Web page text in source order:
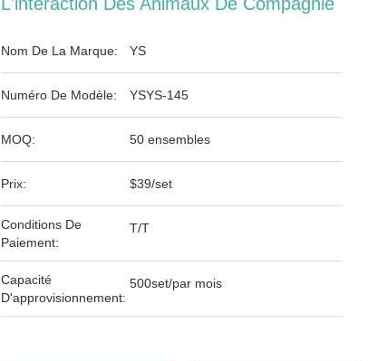
Nom De La Marque: YS
Numéro De Modèle: YSYS-145
MOQ: 50 ensembles
Prix: $39/set
Conditions De
Paiement:
T/T
Capacité
D'approvisionnement:
500set/par mois